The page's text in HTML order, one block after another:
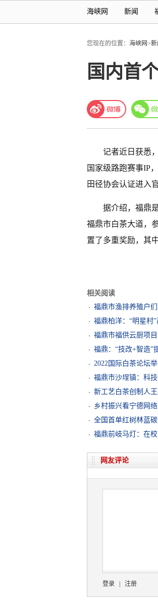
海峡网 新闻
您现在的位置： 海峡网>
国内首
记者近日获悉
国家级路跑赛事IP
田径协会认证进入
据介绍，福鼎
福鼎市白茶大道，
置了多重奖励，其
相关阅读
福鼎市渔排养殖户
福鼎柏洋：“明星村”
福鼎市福供云厨项
福鼎：“技改+智造”
2022国际白茶论坛
福鼎市沙埕镇：科
新工艺白茶创制人
乡村振兴看宁德网
全国首单红树林蓝
福鼎前岐马灯：在
网友评论
登录 注册